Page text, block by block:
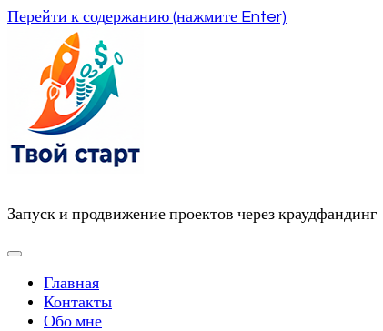
Перейти к содержанию (нажмите Enter)
Запуск и продвижение проектов через краудфандинг
Главная
Контакты
Обо мне